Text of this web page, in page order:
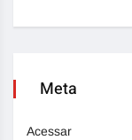
Meta
Acessar